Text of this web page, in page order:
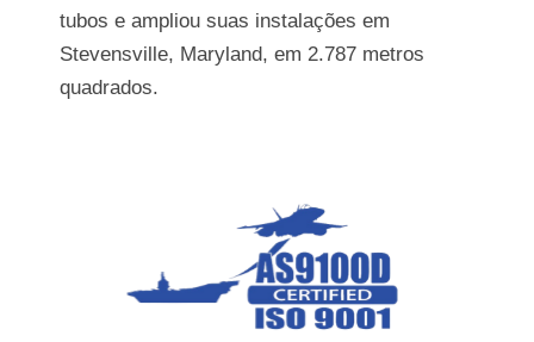
tubos e ampliou suas instalações em
Stevensville, Maryland, em 2.787 metros
quadrados.